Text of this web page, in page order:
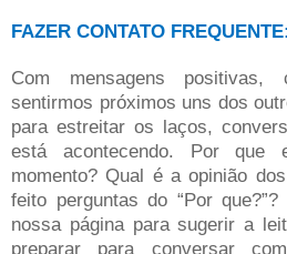
FAZER CONTATO FREQUENTE:
Com mensagens
sentirmos próximos uns dos
para estreitar os laços,
está acontecendo. Por que
momento? Qual é a opinião
feito perguntas do “Por
nossa página para sugerir a
preparar para conversar